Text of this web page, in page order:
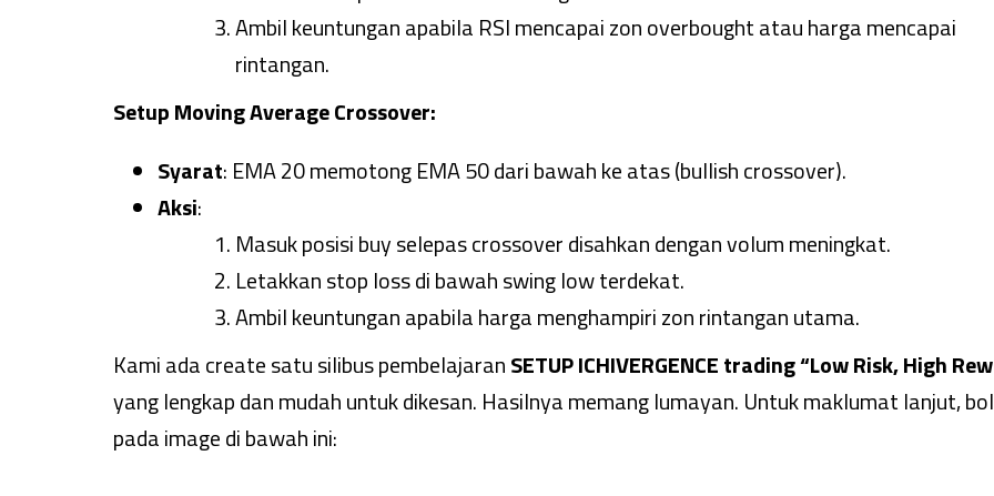
Ambil keuntungan apabila RSI mencapai zon overbought atau harga mencapai
rintangan.
Setup Moving Average Crossover:
Syarat: EMA 20 memotong EMA 50 dari bawah ke atas (bullish crossover).
Aksi:
Masuk posisi buy selepas crossover disahkan dengan volum meningkat.
Letakkan stop loss di bawah swing low terdekat.
Ambil keuntungan apabila harga menghampiri zon rintangan utama.
Kami ada create satu silibus pembelajaranSETUP ICHIVERGENCE trading “Low Risk, High
yang lengkap dan mudah untuk dikesan. Hasilnya memang lumayan. Untuk maklumat lanjut,
pada image di bawah ini: